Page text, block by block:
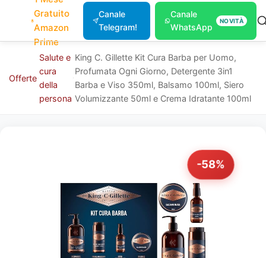
Gratuito
Amazon
Prime
Canale
Telegram!
Canale
WhatsApp
NOVITÀ
Offerte
Salute e
cura
della
persona
King C. Gillette Kit Cura Barba per Uomo,
Profumata Ogni Giorno, Detergente 3in1
Barba e Viso 350ml, Balsamo 100ml, Siero
Volumizzante 50ml e Crema Idratante 100ml
-58%